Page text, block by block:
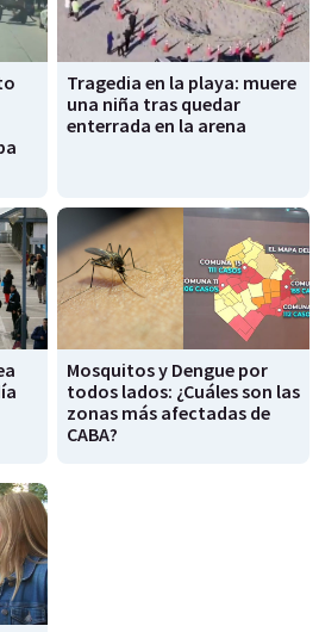
Tragedia en la playa: muere
una niña tras quedar
enterrada en la arena
Mosquitos y Dengue por
todos lados: ¿Cuáles son las
zonas más afectadas de
CABA?